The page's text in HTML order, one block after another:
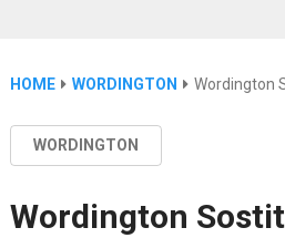
HOME WORDINGTON Wordington
WORDINGTON
Wordington